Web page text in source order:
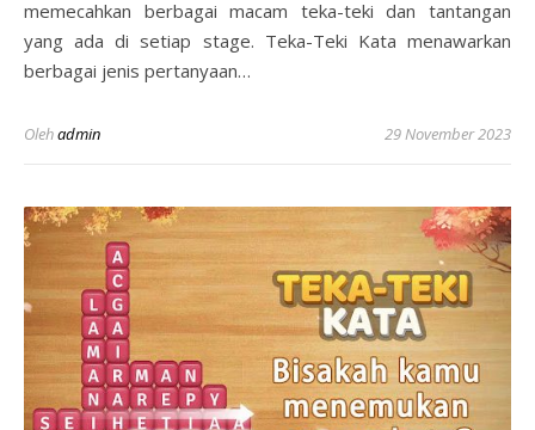
memecahkan berbagai macam teka-teki dan tantangan
yang ada di setiap stage. Teka-Teki Kata menawarkan
berbagai jenis pertanyaan…
Olehadmin 29 November 2023